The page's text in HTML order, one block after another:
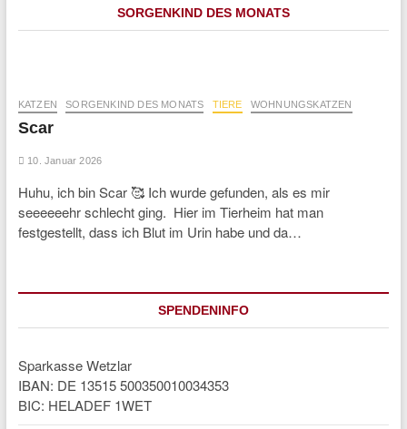
SORGENKIND DES MONATS
KATZEN SORGENKIND DES MONATS TIERE WOHNUNGSKATZEN
Scar
10. Januar 2026
Huhu, ich bin Scar 🥰 Ich wurde gefunden, als es mir
seeeeeehr schlecht ging. Hier im Tierheim hat man
festgestellt, dass ich Blut im Urin habe und da…
SPENDENINFO
Sparkasse Wetzlar
IBAN: DE 13515 500350010034353
BIC: HELADEF 1WET